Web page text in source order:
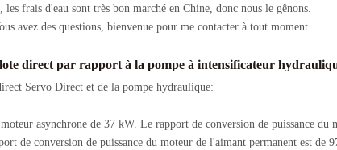
frais d'eau sont très bon marché en Chine, donc nous le gênons.
avez des questions, bienvenue pour me contacter à tout moment.
direct par rapport à la pompe à intensificateur
Servo Direct et de la pompe hydraulique:
asynchrone de 37 kW. Le rapport de conversion de puissance
de conversion de puissance du moteur de l'aimant permanent est